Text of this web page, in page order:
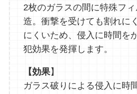
2枚のガラスの間に特殊フ
造。衝撃を受けても割れに
にくいため、侵入に時間を
犯効果を発揮します。
【効果】
ガラス破りによる侵入に時